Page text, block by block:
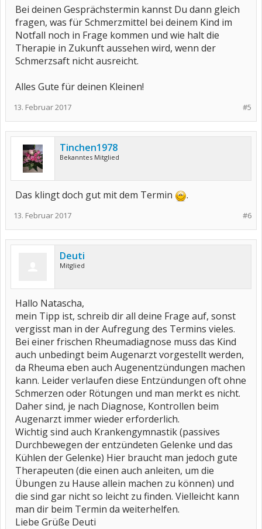
Bei deinen Gesprächstermin kannst Du dann gleich
fragen, was für Schmerzmittel bei deinem Kind im
Notfall noch in Frage kommen und wie halt die
Therapie in Zukunft aussehen wird, wenn der
Schmerzsaft nicht ausreicht.
Alles Gute für deinen Kleinen!
#5
13. Februar 2017
Tinchen1978
Bekanntes Mitglied
Das klingt doch gut mit dem Termin .
#6
13. Februar 2017
Deuti
Mitglied
Hallo Natascha,
mein Tipp ist, schreib dir all deine Frage auf, sonst
vergisst man in der Aufregung des Termins vieles.
Bei einer frischen Rheumadiagnose muss das Kind
auch unbedingt beim Augenarzt vorgestellt werden,
da Rheuma eben auch Augenentzündungen machen
kann. Leider verlaufen diese Entzündungen oft ohne
Schmerzen oder Rötungen und man merkt es nicht.
Daher sind, je nach Diagnose, Kontrollen beim
Augenarzt immer wieder erforderlich.
Wichtig sind auch Krankengymnastik (passives
Durchbewegen der entzündeten Gelenke und das
Kühlen der Gelenke) Hier braucht man jedoch gute
Therapeuten (die einen auch anleiten, um die
Übungen zu Hause allein machen zu können) und
die sind gar nicht so leicht zu finden. Vielleicht kann
man dir beim Termin da weiterhelfen.
Liebe Grüße Deuti